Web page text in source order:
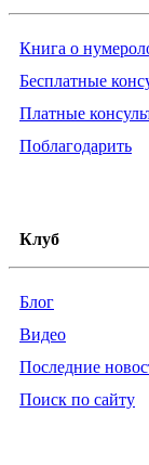
Книга о
Бесплатные
Платные
Поблагодарить
Клуб
Блог
Видео
Последние
Поиск по сайту